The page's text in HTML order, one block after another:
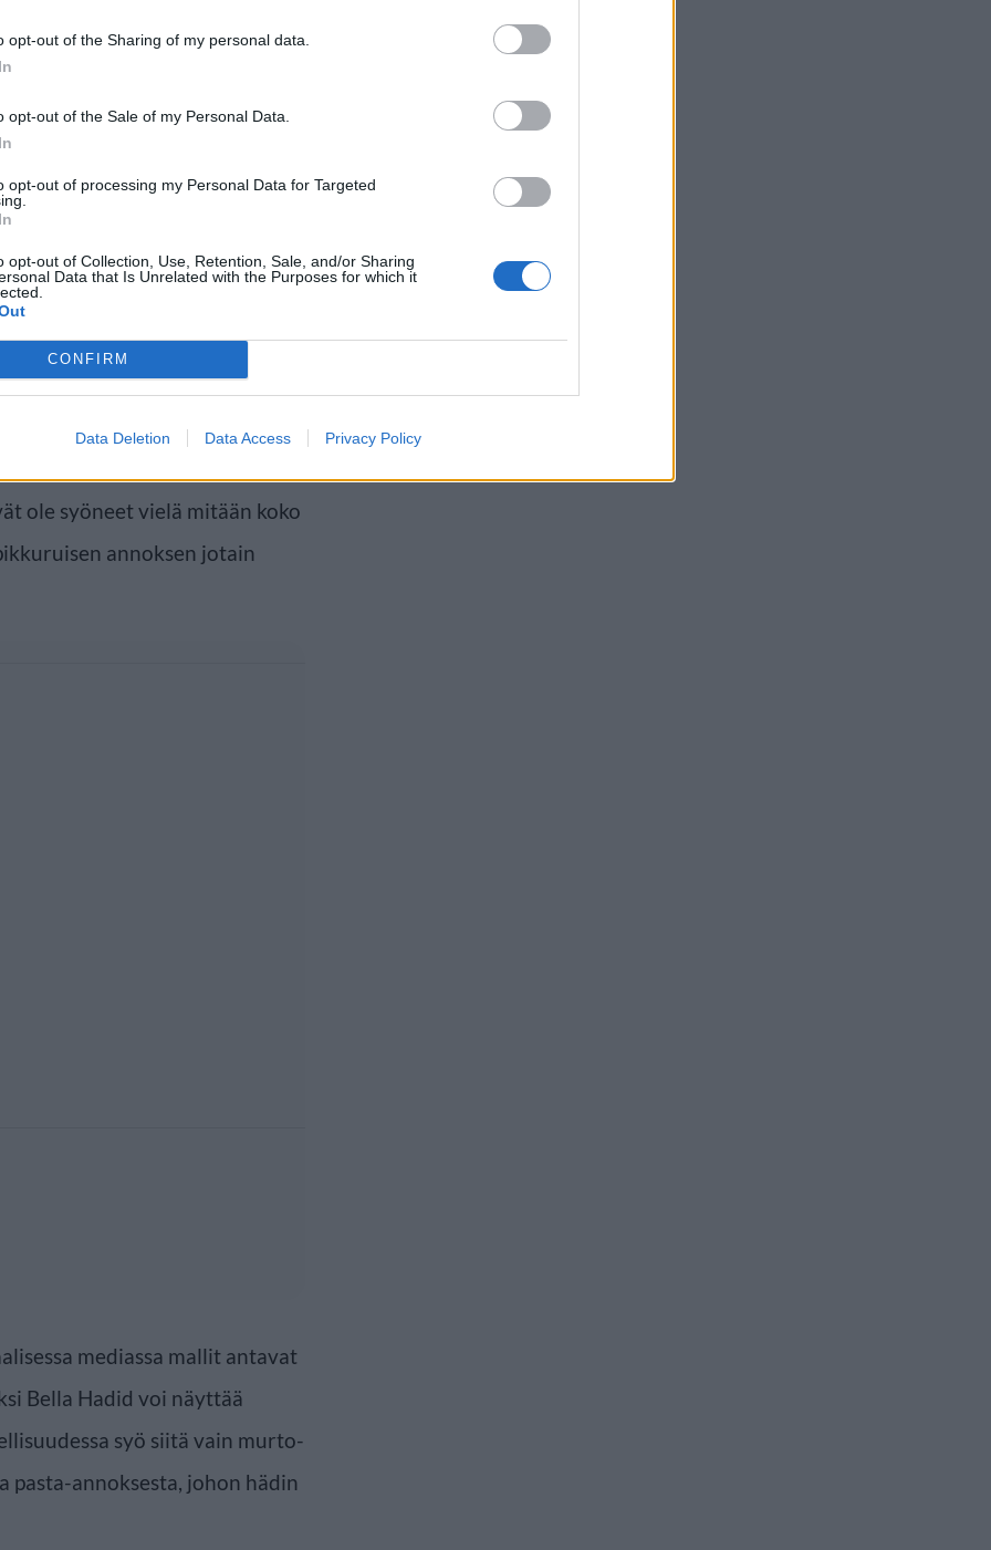
opt-out of the Sharing of my personal data.
opt-out of the Sale of my Personal Data.
opt-out of processing my Personal Data for Targeted
opt-out of Collection, Use, Retention, Sale, and/or Sharing
Data that Is Unrelated with the Purposes for which it
CONFIRM
Data Deletion Data Access Privacy Policy
hyvin shokissa siitä millaisia
Pariisissa. Ensimmäiseksi
hoikkaa mallia, jolla ei ole
sellaista tällä hetkellä.
olevansa terveitä,
ole syöneet vielä mitään koko
annoksen jotain
mediassa mallit antavat
Bella Hadid voi näyttää
syö siitä vain murto-
pasta-annoksesta, johon hädin